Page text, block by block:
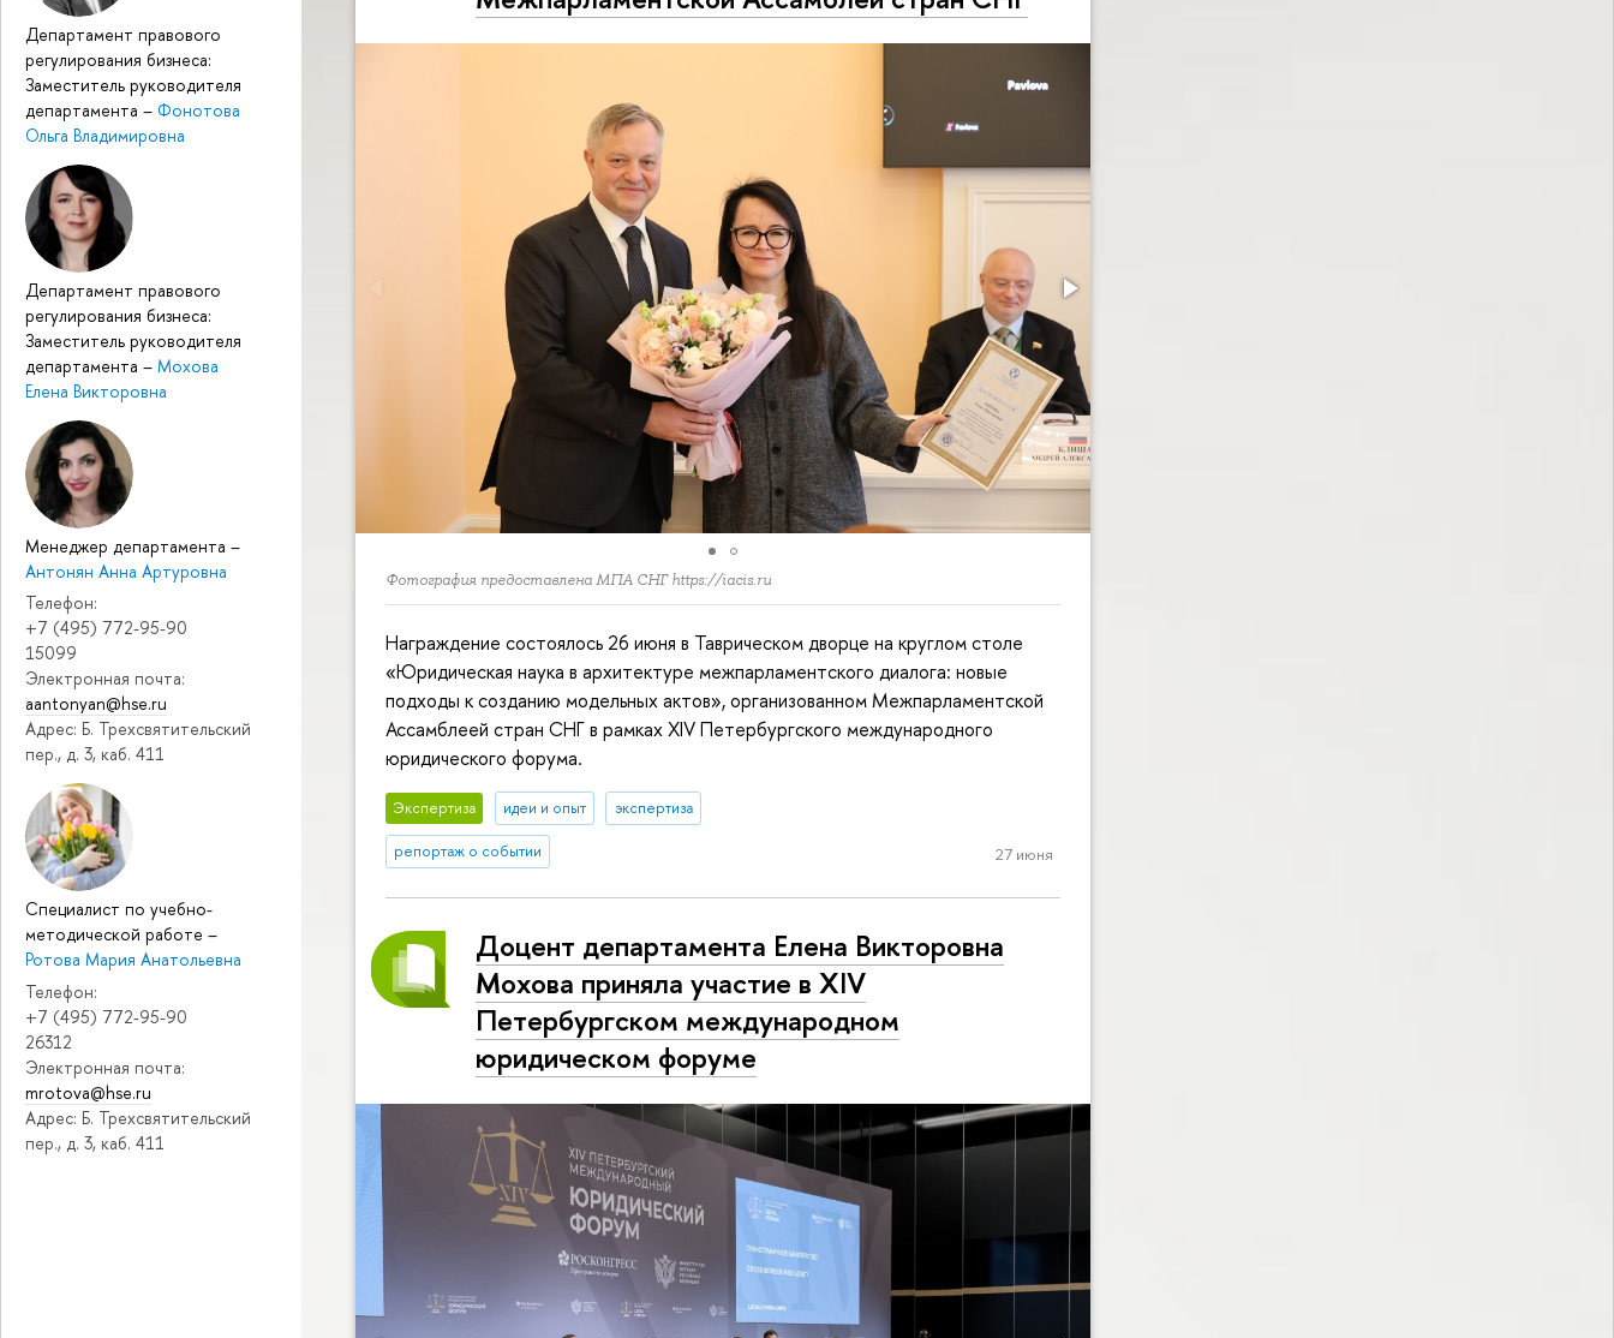
Департамент правового
регулирования бизнеса:
Заместитель руководителя
департамента – Фонотова
Ольга Владимировна
Департамент правового
регулирования бизнеса:
Заместитель руководителя
департамента – Мохова
Елена Викторовна
Менеджер департамента –
Антонян Анна Артуровна
Телефон:
+7 (495) 772-95-90
15099
Электронная почта:
aantonyan@hse.ru
Адрес: Б. Трехсвятительский
пер., д. 3, каб. 411
Специалист по учебно-
методической работе –
Ротова Мария Анатольевна
Телефон:
+7 (495) 772-95-90
26312
Электронная почта:
mrotova@hse.ru
Адрес: Б. Трехсвятительский
пер., д. 3, каб. 411
Фотография предоставлена МПА СНГ https://iacis.ru
Награждение состоялось 26 июня в Таврическом дворце на круглом столе
«Юридическая наука в архитектуре межпарламентского диалога: новые
подходы к созданию модельных актов», организованном Межпарламентской
Ассамблеей стран СНГ в рамках XIV Петербургского международного
юридического форума.
Экспертиза идеи и опыт экспертиза
репортаж о событии 27 июня
Доцент департамента Елена Викторовна
Мохова приняла участие в XIV
Петербургском международном
юридическом форуме